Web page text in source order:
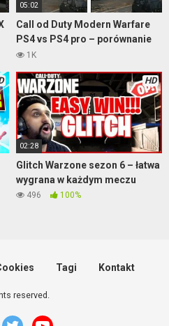
05:02
Call od Duty Modern Warfare
PS4 vs PS4 pro – porównanie
grafiki
1K
HD
02:28
Glitch Warzone sezon 6 – łatwa
wygrana w każdym meczu
496 100%
Tagi Kontakt
reserved.